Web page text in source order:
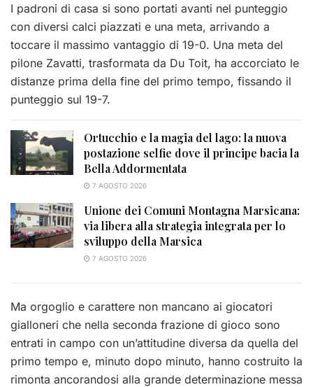
I padroni di casa si sono portati avanti nel punteggio
con diversi calci piazzati e una meta, arrivando a
toccare il massimo vantaggio di 19-0. Una meta del
pilone Zavatti, trasformata da Du Toit, ha accorciato le
distanze prima della fine del primo tempo, fissando il
punteggio sul 19-7.
Ortucchio e la magia del lago: la nuova
postazione selfie dove il principe bacia la
Bella Addormentata
7 AGOSTO 2026
Unione dei Comuni Montagna Marsicana:
via libera alla strategia integrata per lo
sviluppo della Marsica
7 AGOSTO 2026
Ma orgoglio e carattere non mancano ai giocatori
gialloneri che nella seconda frazione di gioco sono
entrati in campo con un’attitudine diversa da quella del
primo tempo e, minuto dopo minuto, hanno costruito la
rimonta ancorandosi alla grande determinazione messa